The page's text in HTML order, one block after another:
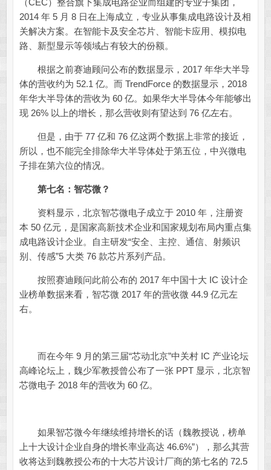
（CEC）整合旗下集成电路企业而组建的专业子集团，
2014 年 5 月 8 日在上海成立，专业从事集成电路设计及相
关解决方案。在智能卡及安全芯片、智能卡应用、模拟电
路、新型显示等领域占有较大的份额。
根据之前赛迪顾问公布的数据显示，2017 年华大半导
体的营收约为 52.1 亿。而 TrendForce 的数据显示，2018
年华大半导体的营收为 60 亿。如果华大半导体今年能够出
现 26% 以上的增长，那么营收则有望达到 76 亿左右。
但是，由于 77 亿和 76 亿这两个数据上非常的接近，
所以，也不能完全排除华大半导体处于第五位，中兴微电
子排在第六位的情况。
第七名： 智芯微？
资料显示，北京智芯微电子成立于 2010 年，注册资
本 50 亿元，是国家高新技术企业和国家规划布局内重点集
成电路设计企业。自主研发“安全、主控、通信、射频识
别、传感”5 大类 76 款芯片系列产品。
按照赛迪顾问此前公布的 2017 年中国十大 IC 设计企
业榜单数据来看，智芯微 2017 年的营收微 44.9 亿元左
右。
而在今年 9 月的第三届“芯动北京”中关村 IC 产业论坛
高峰论坛上，魏少军教授曾公布了一张 PPT 显示，北京智
芯微电子 2018 年的营收为 60 亿。
如果智芯微今年继续维持增长的话（魏教授说，榜单
上十大设计企业自身的增长率业高达 46.6%”），那么其营
收将达到魏教授公布的十大芯片设计厂商的第七名的 72.5